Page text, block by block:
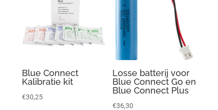
Blue Connect
Kalibratie kit
€30,25
Losse batterij voor
Blue Connect Go en
Blue Connect Plus
€36,30